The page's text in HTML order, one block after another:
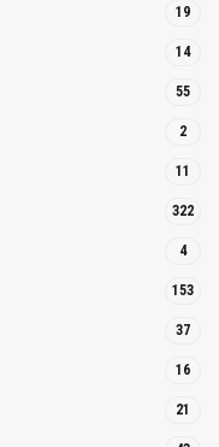
19
14
55
2
11
322
4
153
37
16
21